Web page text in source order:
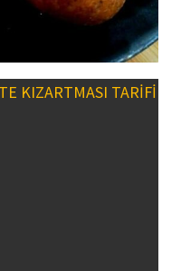
KIZARTMASI TARİFİ